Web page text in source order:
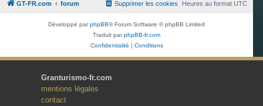
GT-FR.com forum Heures au formatUTC
Supprimer les cookies
Développé parphpBB® Forum Software © phpBB Limited
Traduit parphpBB-fr.com
Confidentialité
Conditions
Granturismo-fr.com
mentions légales
contact